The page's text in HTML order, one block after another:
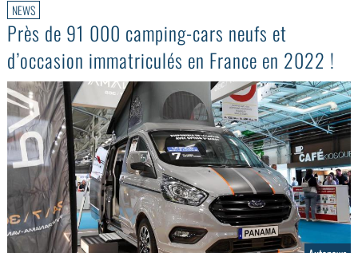
NEWS
Près de 91 000 camping-cars neufs et
d’occasion immatriculés en France en 2022 !